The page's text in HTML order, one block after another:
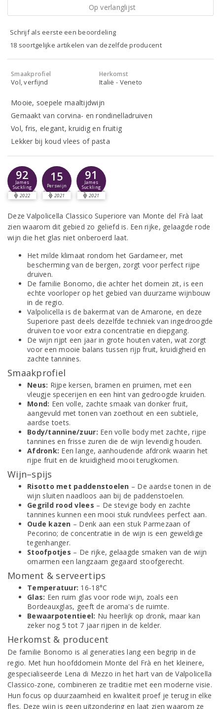
Op verlanglijst
Schrijf als eerste een beoordeling
18 soortgelijke artikelen van dezelfde producent
Smaakprofiel
Vol, verfijnd
Herkomst
Italië - Veneto
Mooie, soepele maaltijdwijn
Gemaakt van corvina- en rondinelladruiven
Vol, fris, elegant, kruidig en fruitig
Lekker bij koud vlees of pasta
92
James
Suckling
2022
15
Perswijn
2021
91
James
Suckling
2021
Deze Valpolicella Classico Superiore van Monte del Frà laat
zien waarom dit gebied zo geliefd is. Een rijke, gelaagde rode
wijn die het glas niet onberoerd laat.
Het milde klimaat rondom het Gardameer, met
bescherming van de bergen, zorgt voor perfect rijpe
druiven.
De familie Bonomo, die achter het domein zit, is een
echte voorloper op het gebied van duurzame wijnbouw
in de regio.
Valpolicella is de bakermat van de Amarone, en deze
Superiore past deels dezelfde techniek van ingedroogde
druiven toe voor extra concentratie en diepgang.
De wijn rijpt een jaar in grote houten vaten, wat zorgt
voor een mooie balans tussen rijp fruit, kruidigheid en
zachte tannines.
Smaakprofiel
Neus: Rijpe kersen, bramen en pruimen, met een
vleugje specerijen en een hint van gedroogde kruiden.
Mond: Een volle, zachte smaak van donker fruit,
aangevuld met tonen van zoethout en een subtiele,
aardse toets.
Body/tannine/zuur: Een volle body met zachte, rijpe
tannines en frisse zuren die de wijn levendig houden.
Afdronk: Een lange, aanhoudende afdronk waarin het
rijpe fruit en de kruidigheid mooi terugkomen.
Wijn–spijs
Risotto met paddenstoelen – De aardse tonen in de
wijn sluiten naadloos aan bij de paddenstoelen.
Gegrild rood vlees – De stevige body en zachte
tannines kunnen een mooi stuk rundvlees perfect aan.
Oude kazen – Denk aan een stuk Parmezaan of
Pecorino; de concentratie in de wijn is een geweldige
tegenhanger.
Stoofpotjes – De rijke, gelaagde smaken van de wijn
omarmen een langzaam gegaard stoofgerecht.
Moment & serveertips
Temperatuur: 16-18°C
Glas: Een ruim glas voor rode wijn, zoals een
Bordeauxglas, geeft de aroma's de ruimte.
Bewaarpotentieel: Nu heerlijk op dronk, maar kan
zeker nog 5 tot 7 jaar rijpen in de kelder.
Herkomst & producent
De familie Bonomo is al generaties lang een begrip in de
regio. Met hun hoofddomein Monte del Frà en het kleinere,
gespecialiseerde Lena di Mezzo in het hart van de Valpolicella
Classico-zone, combineren ze traditie met een moderne visie.
Hun focus op duurzaamheid en kwaliteit proef je terug in elke
fles. Deze wijn is geen uitzondering en laat zien waarom ze